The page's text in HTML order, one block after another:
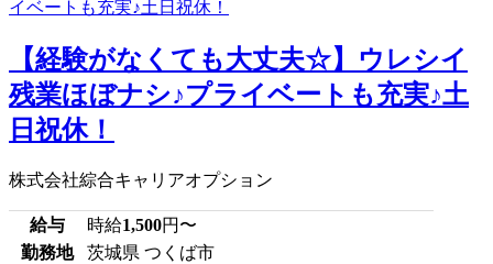
【経験がなくても大丈夫☆】ウレシイ
残業ほぼナシ♪プライベートも充実♪土
日祝休！
株式会社綜合キャリアオプション
給与 時給1,500円〜
勤務地
茨城県 つくば市